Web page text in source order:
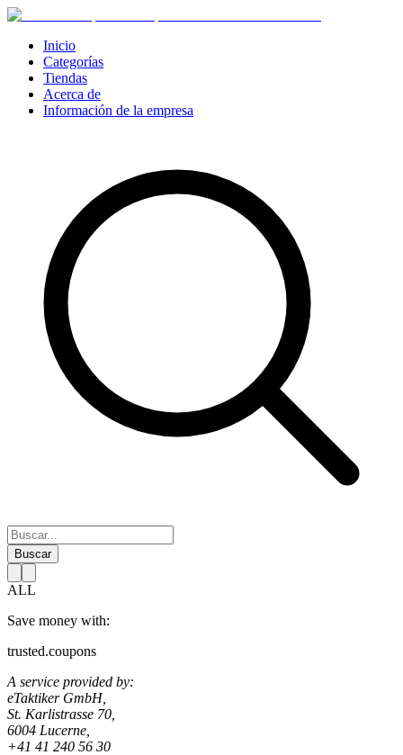
Inicio
Categorías
Tiendas
Acerca de
Información de la empresa
Buscar
ALL
Save money with:
trusted.coupons
A service provided by:
eTaktiker GmbH,
St. Karlistrasse 70,
6004 Lucerne,
+41 41 240 56 30